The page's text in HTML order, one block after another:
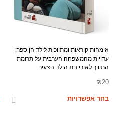
אימהות קוראות ומתווכות לילדיהן ספר:
עדויות מהמשפחה הערבית על תרומת
התיווך לאוריינות הילד הצעיר
₪20
בחר אפשרויות